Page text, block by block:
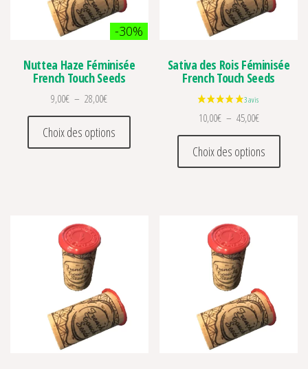
-30%
Nuttea Haze Féminisée
French Touch Seeds
9,00€ – 28,00€Plage de prix : 9,00€ à 28,00€
Choix des options
Ce produit a plusieurs variations. Les
Sativa des Rois Féminisée
French Touch Seeds
10,00€ – 45,00€Plage de prix
Choix des options
Ce